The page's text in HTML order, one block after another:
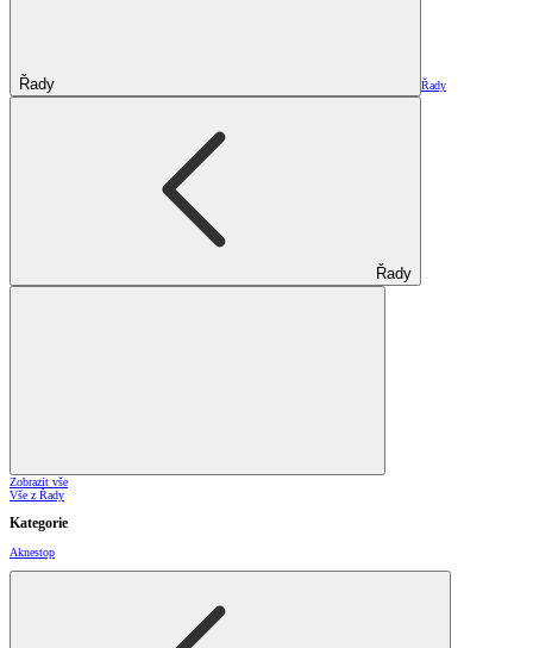
Řady Řady
Řady
Zobrazit vše
Vše z Řady
Kategorie
Aknestop